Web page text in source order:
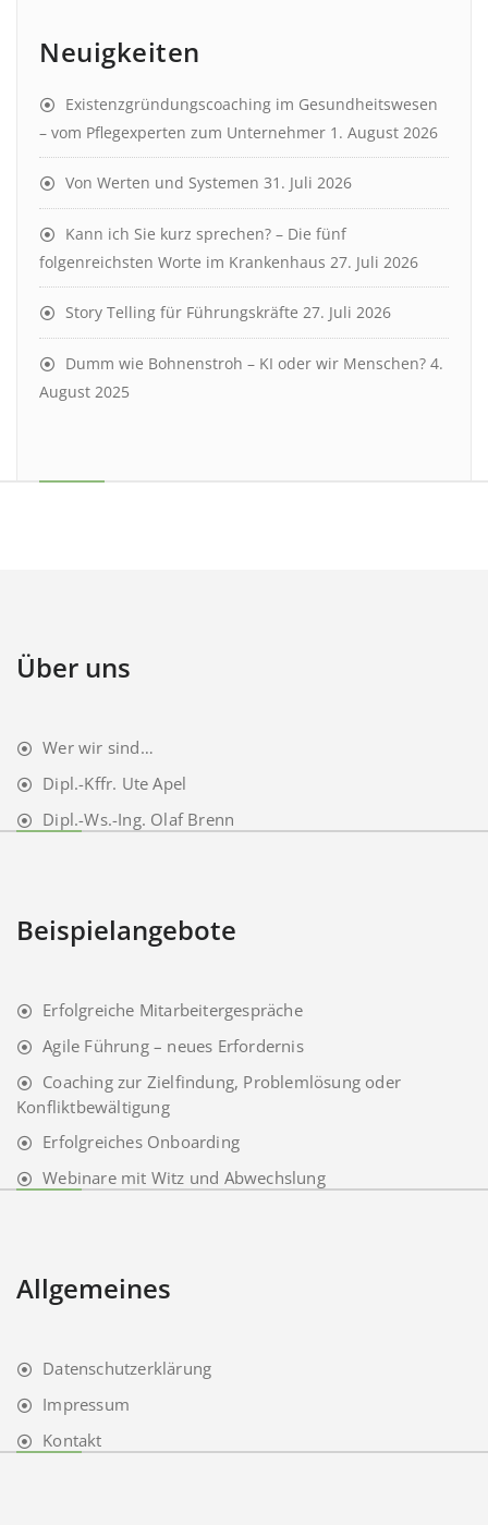
Neuigkeiten
Existenzgründungscoaching im Gesundheitswesen
– vom Pflegexperten zum Unternehmer 1. August 2026
Von Werten und Systemen 31. Juli 2026
Kann ich Sie kurz sprechen? – Die fünf
folgenreichsten Worte im Krankenhaus 27. Juli 2026
Story Telling für Führungskräfte 27. Juli 2026
Dumm wie Bohnenstroh – KI oder wir Menschen? 4.
August 2025
Über uns
Wer wir sind…
Dipl.-Kffr. Ute Apel
Dipl.-Ws.-Ing. Olaf Brenn
Beispielangebote
Erfolgreiche Mitarbeitergespräche
Agile Führung – neues Erfordernis
Coaching zur Zielfindung, Problemlösung oder
Konfliktbewältigung
Erfolgreiches Onboarding
Webinare mit Witz und Abwechslung
Allgemeines
Datenschutzerklärung
Impressum
Kontakt